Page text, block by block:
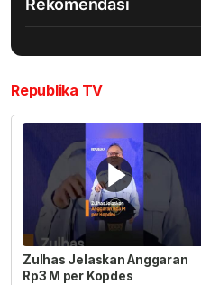
Rekomendasi
Republika TV
Zulhas Jelaskan Anggaran
Rp3 M per Kopdes